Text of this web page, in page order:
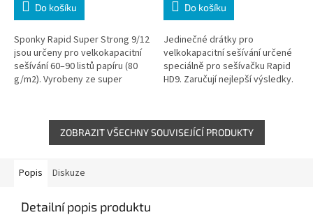
Do košíku
Sponky Rapid Super Strong 9/12
jsou určeny pro velkokapacitní
sešívání 60–90 listů papíru (80
g/m2). Vyrobeny ze super
Do košíku
Jedinečné drátky pro
velkokapacitní sešívání určené
speciálně pro sešívačku Rapid
HD9. Zaručují nejlepší výsledky.
ZOBRAZIT VŠECHNY SOUVISEJÍCÍ PRODUKTY
Popis Diskuze
Detailní popis produktu